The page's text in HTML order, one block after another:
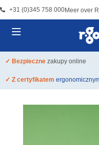
+31 (0)345 758 000Meer over
✓ Bezpieczne zakupy online
✓ Z certyfikatem